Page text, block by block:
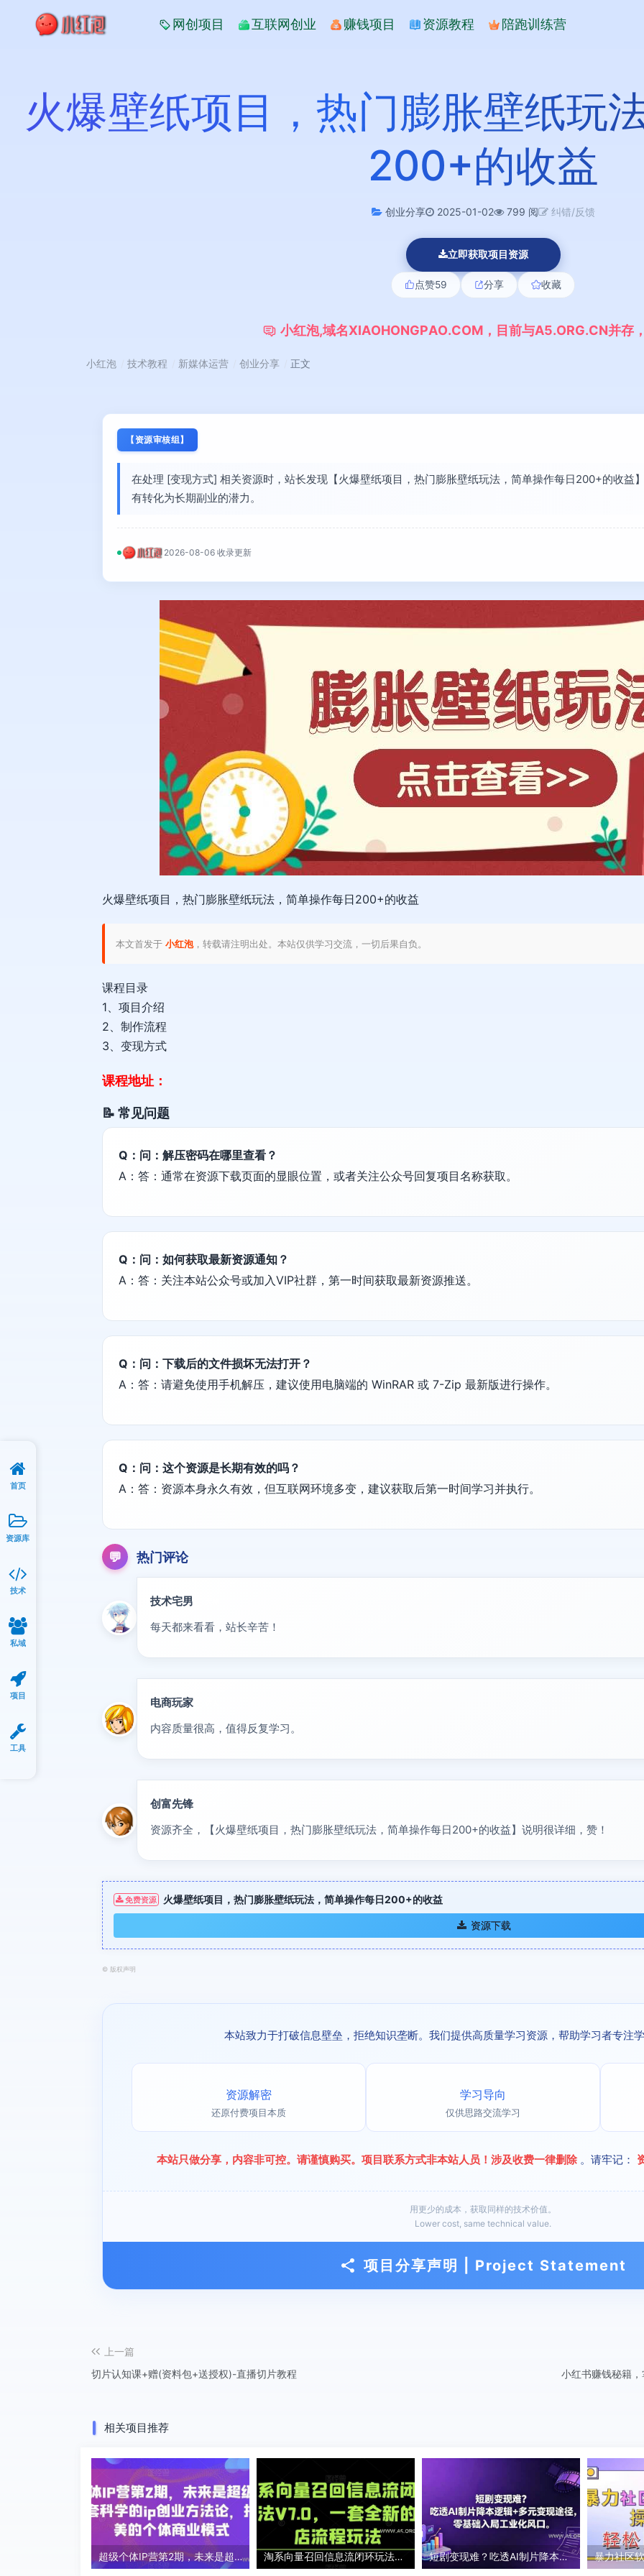
网创项目 互联网创业 赚钱项目 资源教程 陪跑训练营
火爆壁纸项目，热门膨胀壁纸玩
200+的收益
创业分享 2025-01-02 799 阅 纠错/反馈
立即获取项目资源
点赞59 分享 收藏
小红泡,域名XIAOHONGPAO.COM ， 目 前与A5.ORG.CN并存
小红泡 技术教程 新媒体运营 创业分享 正文
【资源审核组】
在处理 [变现方式] 相关资源时，站长发现【火爆壁纸项目，热门膨胀壁纸玩法，简单操作每日200+的收益
有转化为长期副业的潜力。
2026-08-06 收录更新
火爆壁纸项目，热门膨胀壁纸玩法，简单操作每日200+的收益
本文首发于 小红泡，转载请注明出处。本站仅供学习交流，一切后果自负。
课程目录
1、项目介绍
2、制作流程
3、变现方式
课程地址：
📝 常见问题
Q：问：解压密码在哪里查看？
A：答：通常在资源下载页面的显眼位置，或者关注公众号回复项目名称获取。
Q：问：如何获取最新资源通知？
A：答：关注本站公众号或加入VIP社群，第一时间获取最新资源推送。
Q：问：下载后的文件损坏无法打开？
A：答：请避免使用手机解压，建议使用电脑端的 WinRAR 或 7-Zip 最新版进行操作。
Q：问：这个资源是长期有效的吗？
A：答：资源本身永久有效，但互联网环境多变，建议获取后第一时间学习并执行。
💬 热门评论
技术宅男
每天都来看看，站长辛苦！
电商玩家
内容质量很高，值得反复学习。
创富先锋
资源齐全，【火爆壁纸项目，热门膨胀壁纸玩法，简单操作每日200+的收益】说明很详细，赞！
免费资源 火爆壁纸项目，热门膨胀壁纸玩法，简单操作每日200+的收益
资源下载
© 版权声明
本站致力于打破信息壁垒，拒绝知识垄断。我们提供高质量学习资源，帮助学习者专注
资源解密
还原付费项目本质
学习导向
仅供思路交流学习
本站只做分享，内容非可控。请谨慎购买。项目联系方式非本站人员！涉及收费一律删除 。请牢记：
用更少的成本，获取同样的技术价值。
Lower cost, same technical value.
项目分享声明 | Project Statement
上一篇
切片认知课+赠(资料包+送授权)-直播切片教程
小红书赚钱秘籍
相关项目推荐
超级个体IP营第2期，未来是超级个体时代，一套科学的ip创业方法论，打造小而美的个体商业模式 淘系向量召回信息流闭环玩法V7.0，一套全新的起店流程玩法 短剧变现难？吃透AI制片降本逻辑+多元变现途径，零基础入局工业化风口
首页
资源库
技术
私域
项目
工具